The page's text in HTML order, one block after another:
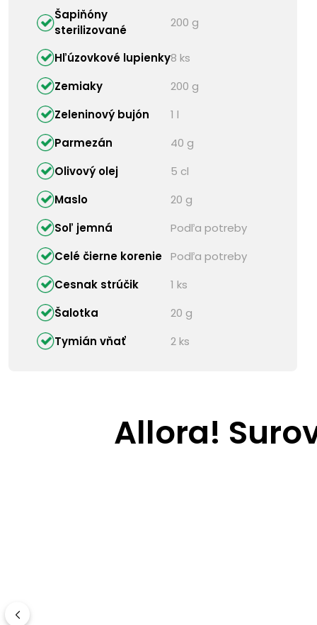
Šapiňóny
sterilizované
200 g
Hľúzovkové lupienky8 ks
Zemiaky
200 g
Zeleninový bujón
1 l
Parmezán
40 g
Olivový olej
5 cl
Maslo
20 g
Soľ jemná
Podľa potreby
Celé čierne korenie Podľa potreby
Cesnak strúčik
1 ks
Šalotka
20 g
Tymián vňať
2 ks
Allora!